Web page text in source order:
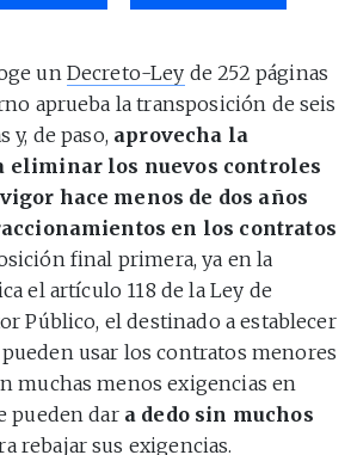
un Decreto-Ley de 252 páginas
aprueba la transposición de seis
y, de paso, aprovecha la
eliminar los nuevos controles
hace menos de dos años
en los contratos
final primera, ya en la
el artículo 118 de la Ley de
Público, el destinado a establecer
usar los contratos menores
muchas menos exigencias en
pueden dar a dedo sin muchos
rebajar sus exigencias.